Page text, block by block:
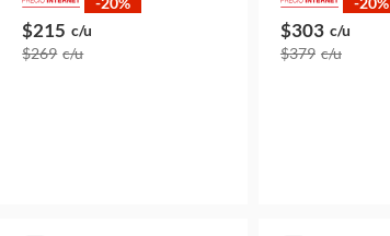
$215 c/u
$269 c/u
$303 c/u
$379 c/u